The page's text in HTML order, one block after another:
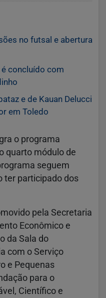
no futsal e abertura
concluído com
e de Kauan Delucci
em Toledo
o programa
quarto módulo de
seguem
ter participado dos
pela Secretaria
Econômico e
da Sala do
com o Serviço
e Pequenas
para o
Científico e